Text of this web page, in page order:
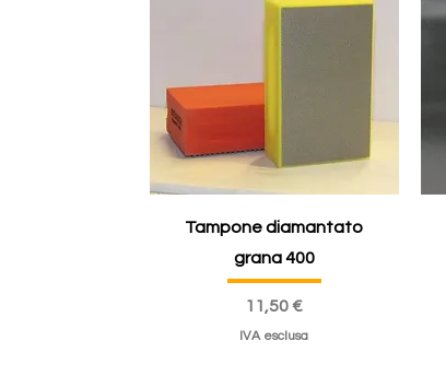
Tampone diamantato
grana 400
Prezzo
11,50 €
IVA esclusa